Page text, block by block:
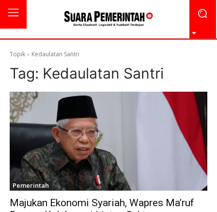
Topik Kedaulatan Santri
Tag: Kedaulatan Santri
Pemerintah
Majukan Ekonomi Syariah, Wapres Ma’ruf